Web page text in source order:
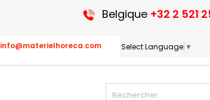
Belgique +32 2 521
info@materielhoreca.com Select Language ▼